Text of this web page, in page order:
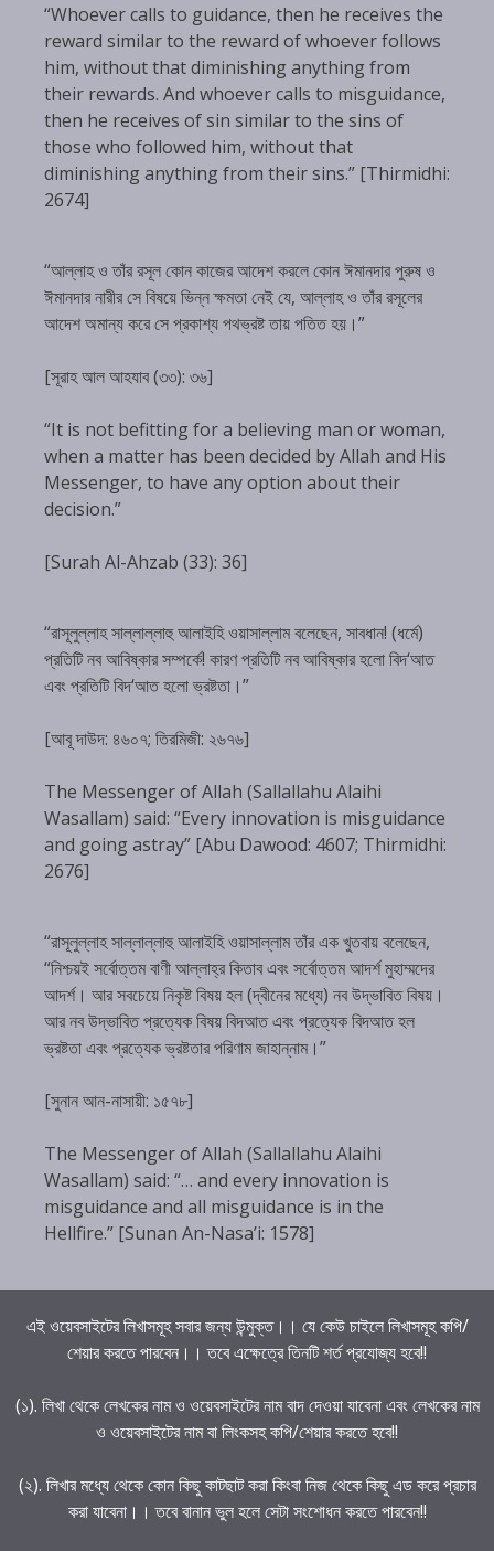
“Whoever calls to guidance, then he receives the
reward similar to the reward of whoever follows
him, without that diminishing anything from
their rewards. And whoever calls to misguidance,
then he receives of sin similar to the sins of
those who followed him, without that
diminishing anything from their sins.” [Thirmidhi:
2674]
“আল্লাহ ও তাঁর রসূল কোন কাজের আদেশ করলে কোন ঈমানদার পুরুষ ও
ঈমানদার নারীর সে বিষয়ে ভিন্ন ক্ষমতা নেই যে, আল্লাহ ও তাঁর রসূলের
আদেশ অমান্য করে সে প্রকাশ্য পথভ্রষ্ট তায় পতিত হয়।”
[সূরাহ আল আহযাব (৩৩): ৩৬]
“It is not befitting for a believing man or woman,
when a matter has been decided by Allah and His
Messenger, to have any option about their
decision.”
[Surah Al-Ahzab (33): 36]
“রাসূলুল্লাহ সাল্লাল্লাহু আলাইহি ওয়াসাল্লাম বলেছেন, সাবধান! (ধর্মে)
প্রতিটি নব আবিষ্কার সম্পর্কে! কারণ প্রতিটি নব আবিষ্কার হলো বিদ‘আত
এবং প্রতিটি বিদ‘আত হলো ভ্রষ্টতা।”
[আবূ দাউদ: ৪৬০৭; তিরমিজী: ২৬৭৬]
The Messenger of Allah (Sallallahu Alaihi
Wasallam) said: “Every innovation is misguidance
and going astray” [Abu Dawood: 4607; Thirmidhi:
2676]
“রাসূলুল্লাহ সাল্লাল্লাহু আলাইহি ওয়াসাল্লাম তাঁর এক খুতবায় বলেছেন,
“নিশ্চয়ই সর্বোত্তম বাণী আল্লাহ্‌র কিতাব এবং সর্বোত্তম আদর্শ মুহাম্মদের
আদর্শ। আর সবচেয়ে নিকৃষ্ট বিষয় হল (দ্বীনের মধ্যে) নব উদ্ভাবিত বিষয়।
আর নব উদ্ভাবিত প্রত্যেক বিষয় বিদআত এবং প্রত্যেক বিদআত হল
ভ্রষ্টতা এবং প্রত্যেক ভ্রষ্টতার পরিণাম জাহান্নাম।”
[সুনান আন-নাসায়ী: ১৫৭৮]
The Messenger of Allah (Sallallahu Alaihi
Wasallam) said: “… and every innovation is
misguidance and all misguidance is in the
Hellfire.” [Sunan An-Nasa’i: 1578]
এই ওয়েবসাইটের লিখাসমূহ সবার জন্য উন্মুক্ত।। যে কেউ চাইলে লিখাসমূহ কপি/
শেয়ার করতে পারবেন।। তবে এক্ষেত্রে তিনটি শর্ত প্রযোজ্য হবে!!
(১). লিখা থেকে লেখকের নাম ও ওয়েবসাইটের নাম বাদ দেওয়া যাবেনা এবং লেখকের নাম
ও ওয়েবসাইটের নাম বা লিংকসহ কপি/শেয়ার করতে হবে!!
(২). লিখার মধ্যে থেকে কোন কিছু কাটছাট করা কিংবা নিজ থেকে কিছু এড করে প্রচার
করা যাবেনা।। তবে বানান ভুল হলে সেটা সংশোধন করতে পারবেন!!